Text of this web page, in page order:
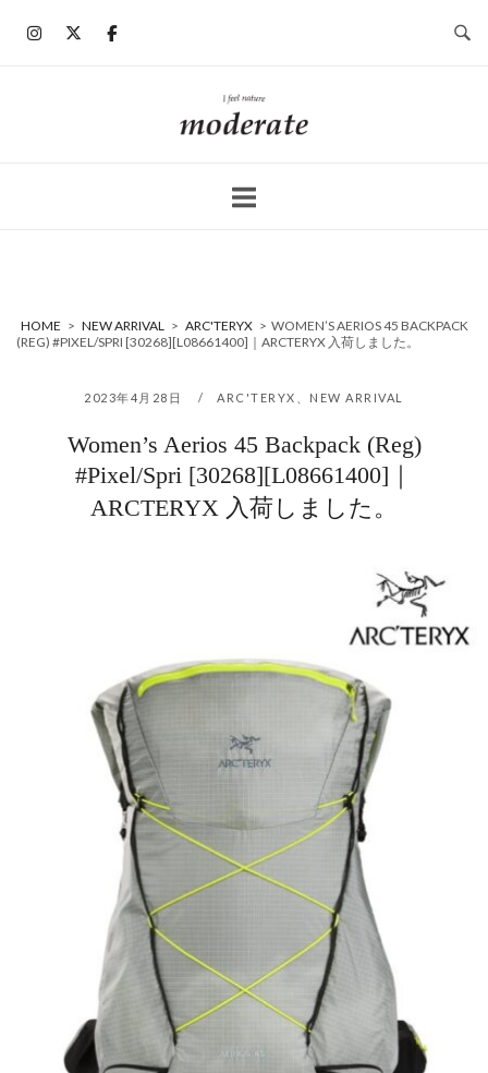
ホ
ー
HOME > NEW ARRIVAL > ARC'TERYX > WOMEN’S AERIOS 45 BACKPACK
(REG) #PIXEL/SPRI [30268][L08661400]｜ARCTERYX 入荷しました。
2023年4月28日 ARC'TERYX NEW ARRIVAL
Women’s Aerios 45 Backpack (Reg)
#Pixel/Spri [30268][L08661400]｜
ARCTERYX 入荷しました。